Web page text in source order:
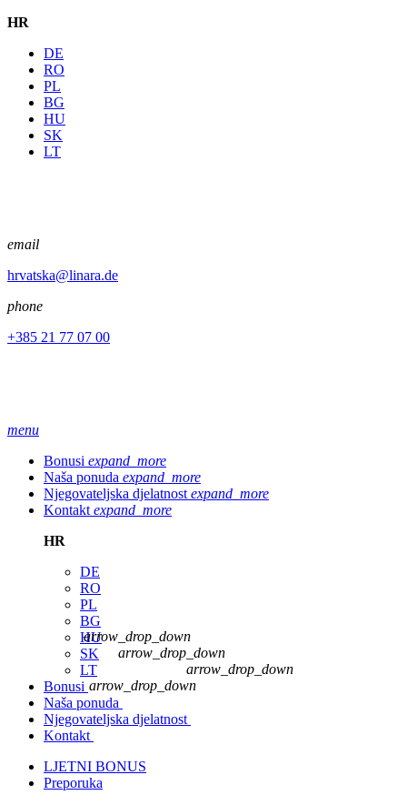
HR
DE
RO
PL
BG
HU
SK
LT
email
hrvatska@linara.de
phone
+385 21 77 07 00
menu
Bonusi expand_more
Naša ponuda expand_more
Njegovateljska djelatnost expand_more
Kontakt expand_more
HR
DE
RO
PL
BG
HU
SK
LT
Bonusi
arrow_drop_down
Naša ponuda
arrow_drop_down
Njegovateljska djelatnost
arrow_drop_down
Kontakt
arrow_drop_down
LJETNI BONUS
Preporuka